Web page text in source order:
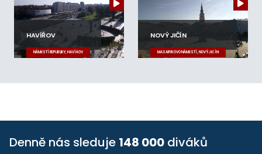
HAVÍŘOV
NÁMĚSTÍ REPUBLIKY, HAVÍŘOV
NOVÝ JIČÍN
MASARYKOVO NÁMĚSTÍ, NOVÝ JIČÍN
Denně nás sleduje 148 000 diváků